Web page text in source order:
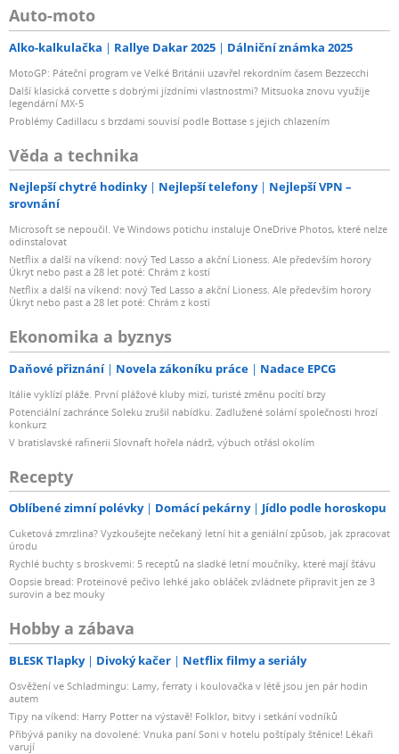
Auto-moto
Alko-kalkulačka Rallye Dakar 2025 Dálniční známka 2025
MotoGP: Páteční program ve Velké Británii uzavřel rekordním časem Bezzecchi
Další klasická corvette s dobrými jízdními vlastnostmi? Mitsuoka znovu využije
legendární MX-5
Problémy Cadillacu s brzdami souvisí podle Bottase s jejich chlazením
Věda a technika
Nejlepší chytré hodinky Nejlepší telefony
Nejlepší VPN –
srovnání
Microsoft se nepoučil. Ve Windows potichu instaluje OneDrive Photos, které nelze
odinstalovat
Netflix a další na víkend: nový Ted Lasso a akční Lioness. Ale především horory
Úkryt nebo past a 28 let poté: Chrám z kostí
Netflix a další na víkend: nový Ted Lasso a akční Lioness. Ale především horory
Úkryt nebo past a 28 let poté: Chrám z kostí
Ekonomika a byznys
Daňové přiznání Novela zákoníku práce Nadace EPCG
Itálie vyklízí pláže. První plážové kluby mizí, turisté změnu pocítí brzy
Potenciální zachránce Soleku zrušil nabídku. Zadlužené solární společnosti hrozí
konkurz
V bratislavské rafinerii Slovnaft hořela nádrž, výbuch otřásl okolím
Recepty
Oblíbené zimní polévky Domácí pekárny Jídlo podle horoskopu
Cuketová zmrzlina? Vyzkoušejte nečekaný letní hit a geniální způsob, jak zpracovat
úrodu
Rychlé buchty s broskvemi: 5 receptů na sladké letní moučníky, které mají šťávu
Oopsie bread: Proteinové pečivo lehké jako obláček zvládnete připravit jen ze 3
surovin a bez mouky
Hobby a zábava
BLESK Tlapky Divoký kačer Netflix filmy a seriály
Osvěžení ve Schladmingu: Lamy, ferraty i koulovačka v létě jsou jen pár hodin
autem
Tipy na víkend: Harry Potter na výstavě! Folklor, bitvy i setkání vodníků
Přibývá paniky na dovolené: Vnuka paní Soni v hotelu poštípaly štěnice! Lékaři
varují